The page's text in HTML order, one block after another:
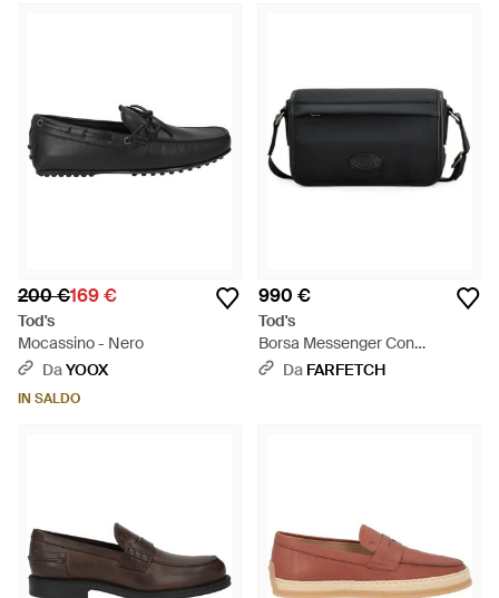
200 €169 €
Tod's
Mocassino - Nero
DaYOOX
IN SALDO
990 €
Tod's
Borsa Messenger Con
Applicazione - Nero
Da FARFETCH